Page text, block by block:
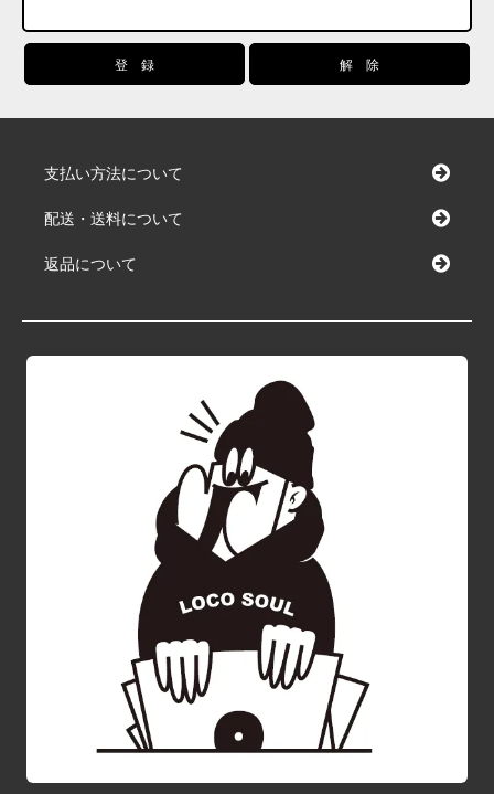
支払い方法について
配送・送料について
返品について